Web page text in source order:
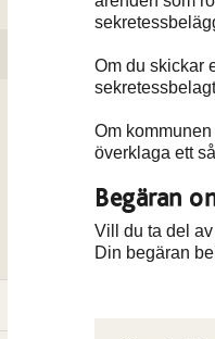
Om du skickar
Om
överklaga ett
Begäran
Vill du ta del
Din begäran